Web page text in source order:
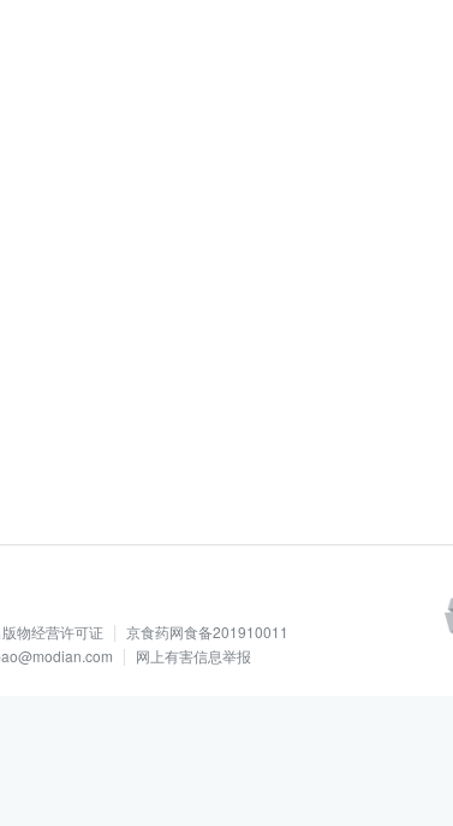
物经营许可证
京食药网食备201910011
网上有害信息举报